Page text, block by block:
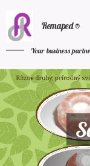
Remaped ®
Your business